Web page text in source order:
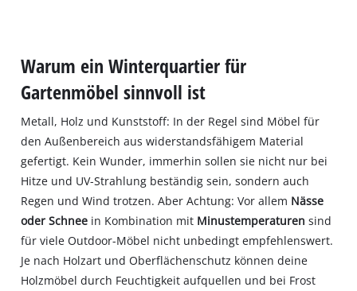
Warum ein Winterquartier für
Gartenmöbel sinnvoll ist
Metall, Holz und Kunststoff: In der Regel sind Möbel für
den Außenbereich aus widerstandsfähigem Material
gefertigt. Kein Wunder, immerhin sollen sie nicht nur bei
Hitze und UV-Strahlung beständig sein, sondern auch
Regen und Wind trotzen. Aber Achtung: Vor allem Nässe
oder Schnee in Kombination mit Minustemperaturen sind
für viele Outdoor-Möbel nicht unbedingt empfehlenswert.
Je nach Holzart und Oberflächenschutz können deine
Holzmöbel durch Feuchtigkeit aufquellen und bei Frost